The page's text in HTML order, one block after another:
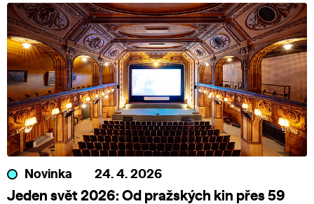
Novinka 24. 4. 2026
Jeden svět 2026: Od pražských kin přes 59